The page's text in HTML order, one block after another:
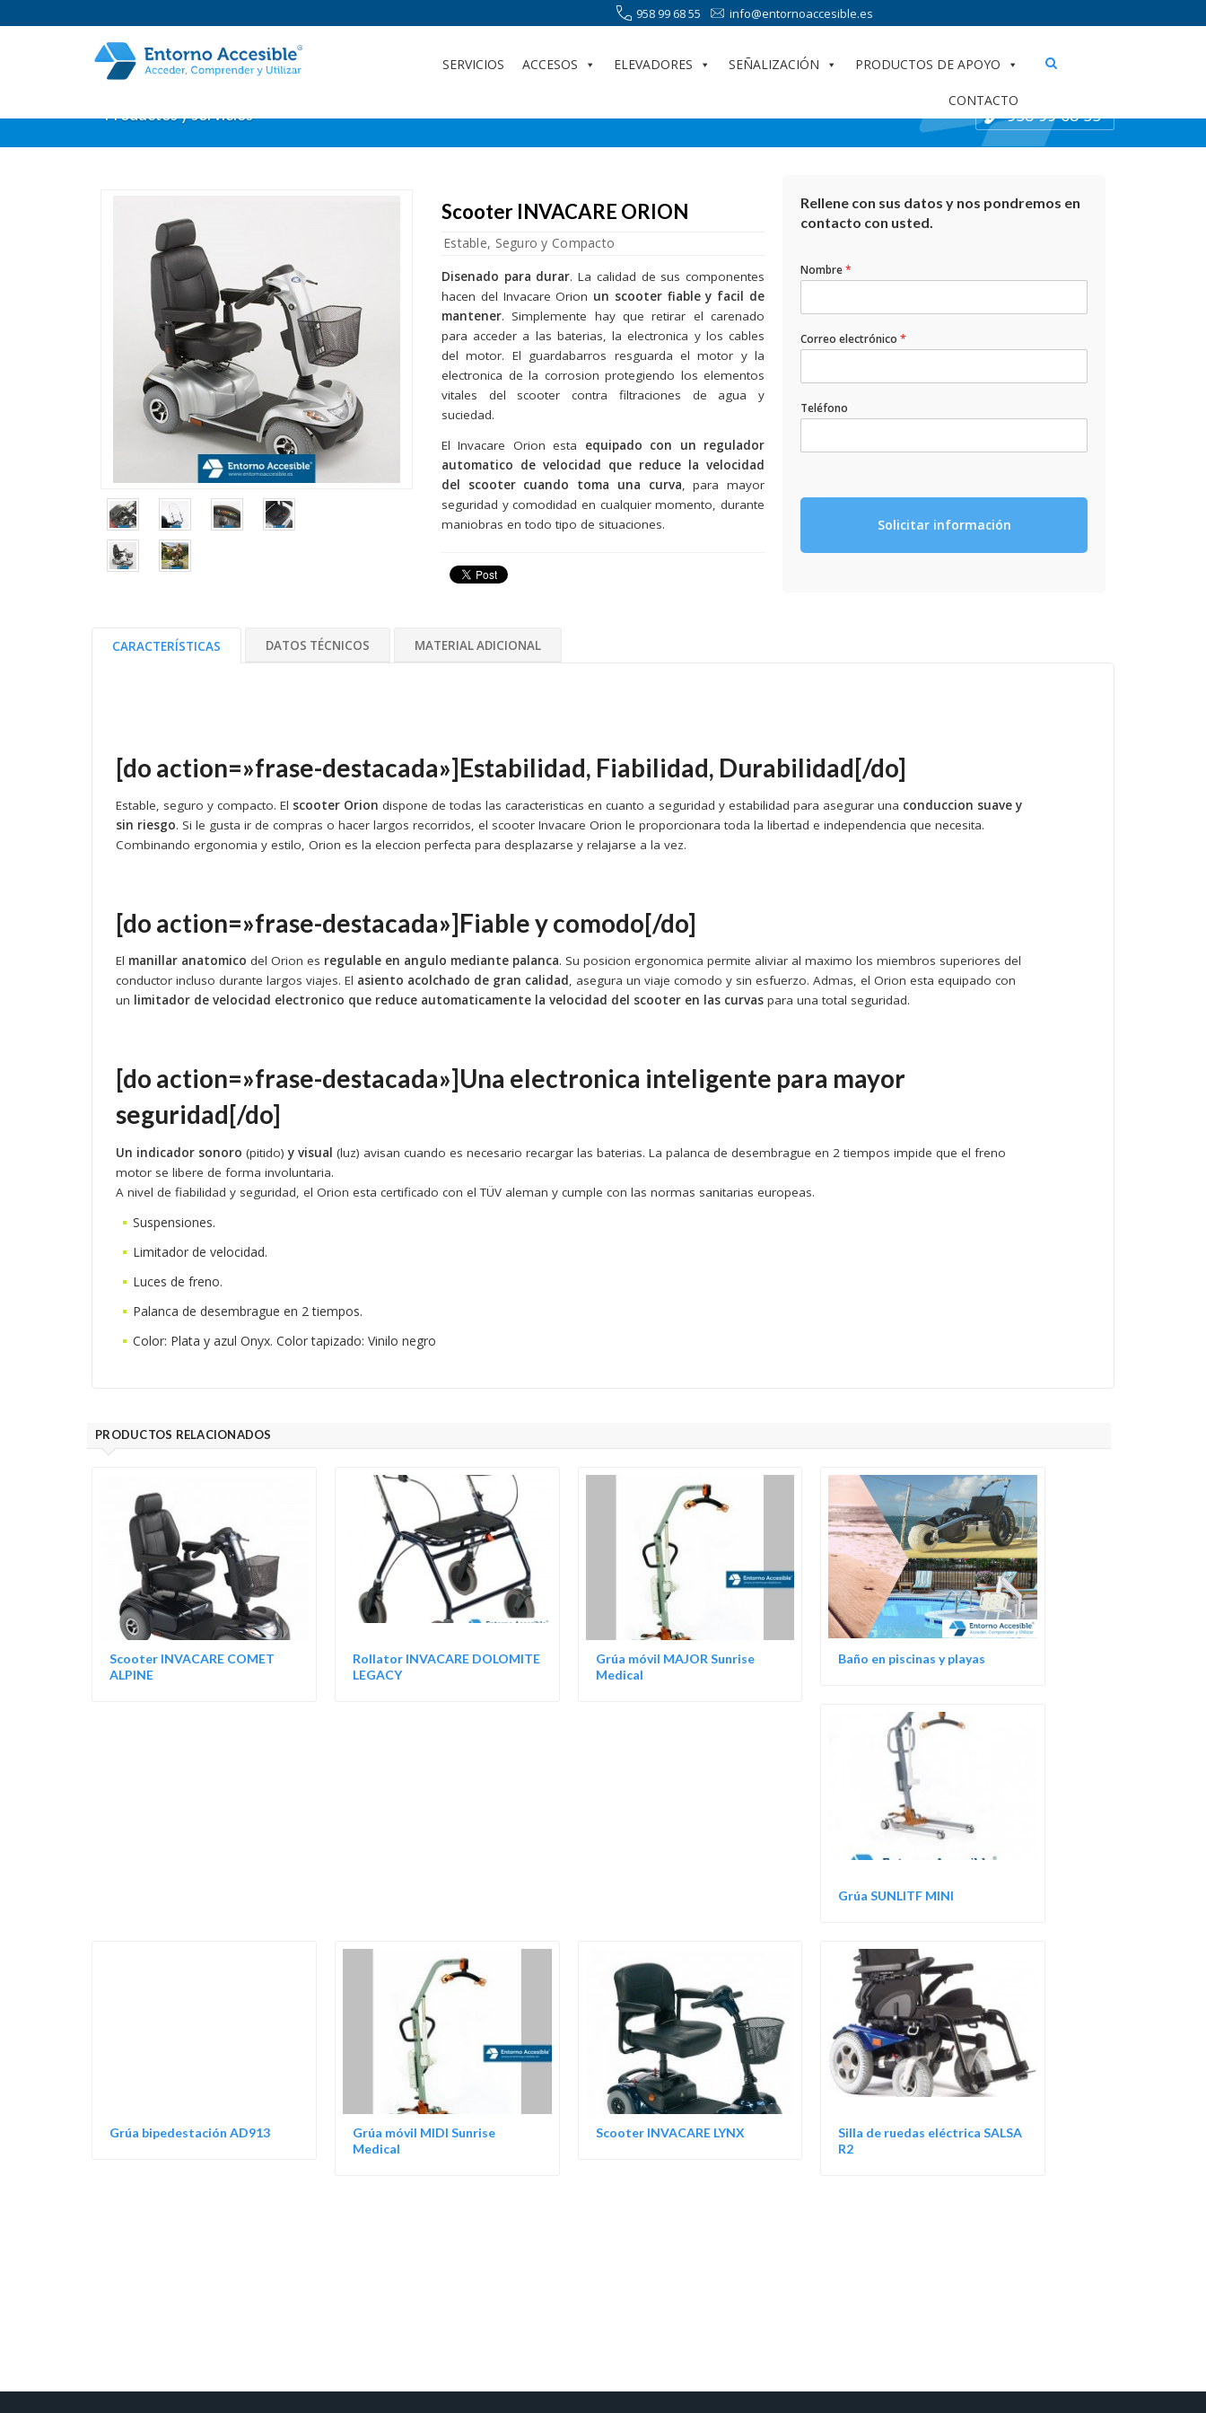
958 99 68 55 info@entornoaccesible.es
SERVICIOS ACCESOS ELEVADORES SEÑALIZACIÓN PRODUCTOS DE APOYO
CONTACTO
Productos y servicios 958 99 68 55
Scooter INVACARE ORION
Estable, Seguro y Compacto
Disenado para durar. La calidad de sus componentes
hacen del Invacare Orion un scooter fiable y facil de
mantener. Simplemente hay que retirar el carenado
para acceder a las baterias, la electronica y los cables
del motor. El guardabarros resguarda el motor y la
electronica de la corrosion protegiendo los elementos
vitales del scooter contra filtraciones de agua y
suciedad.
El Invacare Orion esta equipado con un regulador
automatico de velocidad que reduce la velocidad
del scooter cuando toma una curva, para mayor
seguridad y comodidad en cualquier momento, durante
maniobras en todo tipo de situaciones.
Rellene con sus datos y nos pondremos en
contacto con usted.
Nombre*
Correo electrónico *
Teléfono
Solicitar información
CARACTERÍSTICAS DATOS TÉCNICOS MATERIAL ADICIONAL
[do action=»frase-destacada»]Estabilidad, Fiabilidad, Durabilidad[/do]
Estable, seguro y compacto. El scooter Orion dispone de todas las caracteristicas en cuanto a seguridad y estabilidad para asegurar una conduccion suave y
sin riesgo. Si le gusta ir de compras o hacer largos recorridos, el scooter Invacare Orion le proporcionara toda la libertad e independencia que necesita.
Combinando ergonomia y estilo, Orion es la eleccion perfecta para desplazarse y relajarse a la vez.
[do action=»frase-destacada»]Fiable y comodo[/do]
El manillar anatomico del Orion es regulable en angulo mediante palanca. Su posicion ergonomica permite aliviar al maximo los miembros superiores del
conductor incluso durante largos viajes. El asiento acolchado de gran calidad, asegura un viaje comodo y sin esfuerzo. Admas, el Orion esta equipado con
un limitador de velocidad electronico que reduce automaticamente la velocidad del scooter en las curvas para una total seguridad.
[do action=»frase-destacada»]Una electronica inteligente para mayor
seguridad[/do]
Un indicador sonoro (pitido)y visual (luz) avisan cuando es necesario recargar las baterias. La palanca de desembrague en 2 tiempos impide que el freno
motor se libere de forma involuntaria.
A nivel de fiabilidad y seguridad, el Orion esta certificado con el TÜV aleman y cumple con las normas sanitarias europeas.
Suspensiones.
Limitador de velocidad.
Luces de freno.
Palanca de desembrague en 2 tiempos.
Color: Plata y azul Onyx. Color tapizado: Vinilo negro
PRODUCTOS RELACIONADOS
Scooter INVACARE COMET
ALPINE
Rollator INVACARE DOLOMITE
LEGACY
Grúa móvil MAJOR Sunrise
Medical
Baño en piscinas y playas
Grúa SUNLITF MINI
Grúa bipedestación AD913
Grúa móvil MIDI Sunrise
Medical
Scooter INVACARE LYNX
Silla de ruedas eléctrica SALSA
R2